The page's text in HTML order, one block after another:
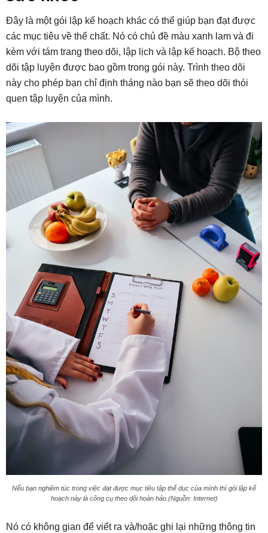
Đây là một gói lập kế hoạch khác có thể giúp bạn đạt được
các mục tiêu về thể chất. Nó có chủ đề màu xanh lam và đi
kèm với tám trang theo dõi, lập lịch và lập kế hoạch. Bộ theo
dõi tập luyện được bao gồm trong gói này. Trình theo dõi
này cho phép bạn chỉ định tháng nào bạn sẽ theo dõi thói
quen tập luyện của mình.
Nếu bạn nghiêm túc trong việc đạt được mục tiêu tập thể dục của mình thì gói lập kế
hoạch này là công cụ theo dõi hoàn hảo.(Nguồn: Internet)
Nó có không gian để viết ra và/hoặc ghi lại những thông tin